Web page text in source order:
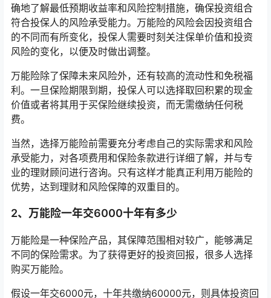
确地了解最低预期收益率和风险控制措施，确保投资组合
符合投保人的风险承受能力。万能险的风险会因投资组合
的不同而有所变化，投保人需要时刻关注保单价值和投资
风险的变化，以便及时做出调整。
万能险除了保障未来风险外，还有较高的流动性和免税福
利。一旦保险期限到期，投保人可以选择取回积累的现金
价值或者将其用于买保险继续投资，而无需缴纳任何税
费。
当然，选择万能险前需要充分考虑自己的实际需求和风险
承受能力，对各项费用和保险条款进行详细了解，并与专
业的理财顾问进行咨询。只有这样才能真正利用万能险的
优势，达到理财和风险保障的双重目的。
2、万能险一年交6000十年有多少
万能险是一种保险产品，其保障范围相对较广，能够满足
不同的保险需求。为了获得更好的投资回报，很多人选择
购买万能险。
假设一年交6000元，十年共缴纳60000元，则具体投资回